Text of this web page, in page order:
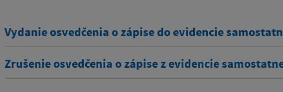
Vydanie osvedčenia o zápise do evidencie
Zrušenie osvedčenia o zápise z evidencie